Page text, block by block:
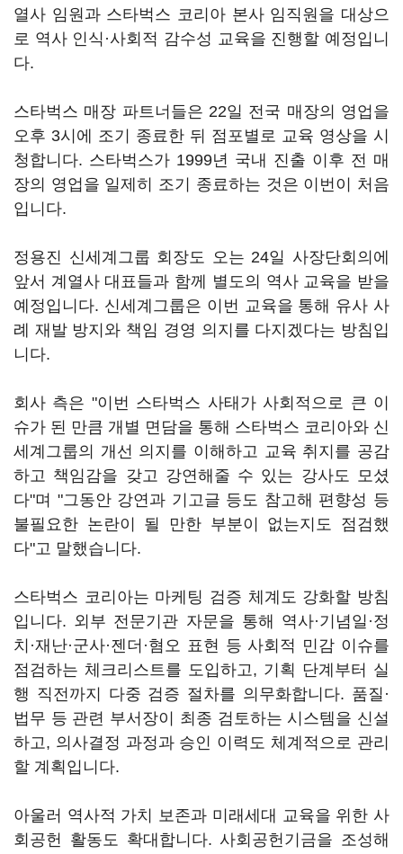
열사 임원과 스타벅스 코리아 본사 임직원을 대상으
로 역사 인식·사회적 감수성 교육을 진행할 예정입니
다.
스타벅스 매장 파트너들은 22일 전국 매장의 영업을
오후 3시에 조기 종료한 뒤 점포별로 교육 영상을 시
청합니다. 스타벅스가 1999년 국내 진출 이후 전 매
장의 영업을 일제히 조기 종료하는 것은 이번이 처음
입니다.
정용진 신세계그룹 회장도 오는 24일 사장단회의에
앞서 계열사 대표들과 함께 별도의 역사 교육을 받을
예정입니다. 신세계그룹은 이번 교육을 통해 유사 사
례 재발 방지와 책임 경영 의지를 다지겠다는 방침입
니다.
회사 측은 "이번 스타벅스 사태가 사회적으로 큰 이
슈가 된 만큼 개별 면담을 통해 스타벅스 코리아와 신
세계그룹의 개선 의지를 이해하고 교육 취지를 공감
하고 책임감을 갖고 강연해줄 수 있는 강사도 모셨
다"며 "그동안 강연과 기고글 등도 참고해 편향성 등
불필요한 논란이 될 만한 부분이 없는지도 점검했
다"고 말했습니다.
스타벅스 코리아는 마케팅 검증 체계도 강화할 방침
입니다. 외부 전문기관 자문을 통해 역사·기념일·정
치·재난·군사·젠더·혐오 표현 등 사회적 민감 이슈를
점검하는 체크리스트를 도입하고, 기획 단계부터 실
행 직전까지 다중 검증 절차를 의무화합니다. 품질·
법무 등 관련 부서장이 최종 검토하는 시스템을 신설
하고, 의사결정 과정과 승인 이력도 체계적으로 관리
할 계획입니다.
아울러 역사적 가치 보존과 미래세대 교육을 위한 사
회공헌 활동도 확대합니다. 사회공헌기금을 조성해